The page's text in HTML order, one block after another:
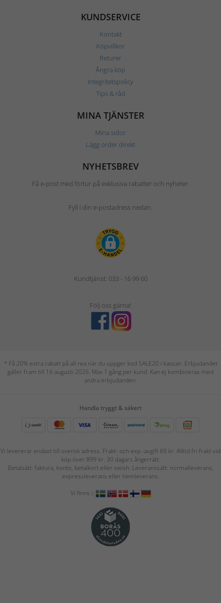
KUNDSERVICE
Kontakt
Köpvillkor
Returer
Ångra köp
Integritetspolicy
Tips & råd
MINA TJÄNSTER
Mina sidor
Lägg order direkt
NYHETSBREV
Få e-post med förtur på exklusiva rabatter och nyheter.
Fyll i din e-postadress nedan.
Kundtjänst: 033 - 16 99 60
Följ oss gärna!
* Få 20% extra rabatt på all rea när du uppger kod SALE20 i kassan. Erbjudandet
gäller fram till 16 augusti 2026. Max 1 gång per kund. Kan ej kombineras med
andra erbjudanden.
Handla tryggt & säkert
Vi levererar endast till svensk adress. Frakt- och exp.-avgift 69 kr. Alltid fri frakt vid
köp över 899 kr. 30 dagars ångerrätt.
Betalsätt: faktura, konto, betalkort eller swish. Leveranssätt: normalleverans,
expressleverans eller hemleverans.
Vi finns i: